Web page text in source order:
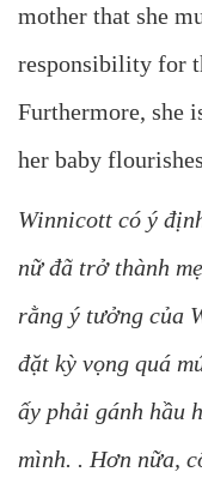
mother that she
responsibility for
Furthermore, she
her baby
Winnicott có ý
nữ đã trở thành
rằng ý tưởng của
đặt kỳ vọng quá
ấy phải gánh hầu
mình. . Hơn nữa,